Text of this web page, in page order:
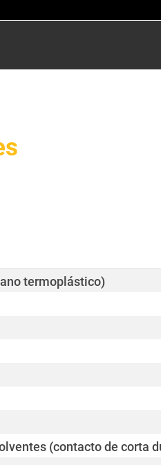
termoplástico)
(contacto de corta